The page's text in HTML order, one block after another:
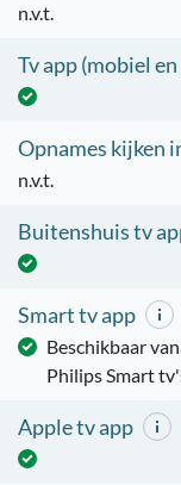
n.v.t.
Tv app (mobiel
Opnames kijken
n.v.t.
Buitenshuis tv
Smart tv app
Beschikbaar
Philips Smart
Apple tv app